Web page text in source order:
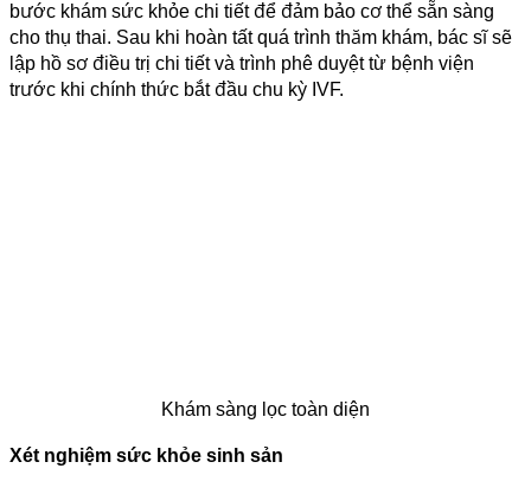
bước khám sức khỏe chi tiết để đảm bảo cơ thể sẵn sàng
cho thụ thai. Sau khi hoàn tất quá trình thăm khám, bác sĩ sẽ
lập hồ sơ điều trị chi tiết và trình phê duyệt từ bệnh viện
trước khi chính thức bắt đầu chu kỳ IVF.
Khám sàng lọc toàn diện
Xét nghiệm sức khỏe sinh sản